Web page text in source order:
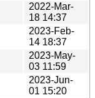
2022-Mar-
18 14:37
2023-Feb-
14 18:37
2023-May-
03 11:59
2023-Jun-
01 15:20